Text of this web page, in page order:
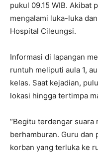
pukul 09.15 WIB. Akibat
mengalami luka-luka
Hospital Cileungsi.
Informasi di lapangan
runtuh meliputi aula 1,
kelas. Saat kejadian,
lokasi hingga tertimpa
“Begitu terdengar suara
berhamburan. Guru dan
korban yang terluka ke